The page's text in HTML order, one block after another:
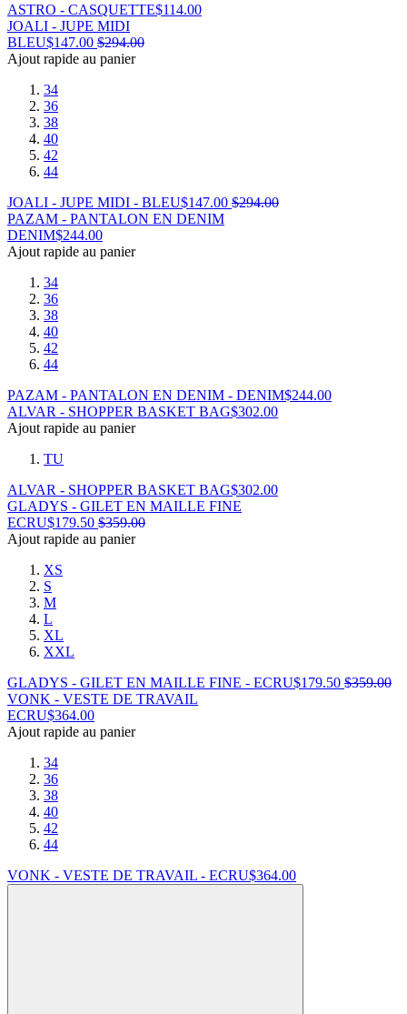
ASTRO - CASQUETTE$114.00
JOALI - JUPE MIDI
BLEU$147.00 $294.00
Ajout rapide au panier
34
36
38
40
42
44
JOALI - JUPE MIDI - BLEU$147.00 $294.00
PAZAM - PANTALON EN DENIM
DENIM$244.00
Ajout rapide au panier
34
36
38
40
42
44
PAZAM - PANTALON EN DENIM - DENIM$244.00
ALVAR - SHOPPER BASKET BAG$302.00
Ajout rapide au panier
TU
ALVAR - SHOPPER BASKET BAG$302.00
GLADYS - GILET EN MAILLE FINE
ECRU$179.50 $359.00
Ajout rapide au panier
XS
S
M
L
XL
XXL
GLADYS - GILET EN MAILLE FINE - ECRU$179.50 $359.00
VONK - VESTE DE TRAVAIL
ECRU$364.00
Ajout rapide au panier
34
36
38
40
42
44
VONK - VESTE DE TRAVAIL - ECRU$364.00